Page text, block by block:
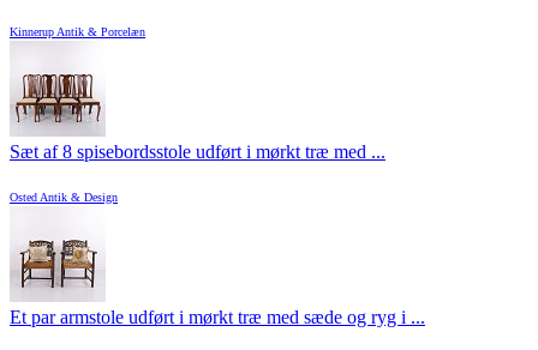
Kinnerup Antik & Porcelæn
Sæt af 8 spisebordsstole udført i mørkt træ med ...
Osted Antik & Design
Et par armstole udført i mørkt træ med sæde og ryg i ...